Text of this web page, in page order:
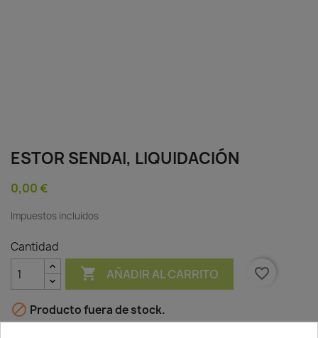
ESTOR SENDAI, LIQUIDACIÓN
0,00 €
Impuestos incluidos
Cantidad
 AÑADIR AL CARRITO favorite_border
 Producto fuera de stock.